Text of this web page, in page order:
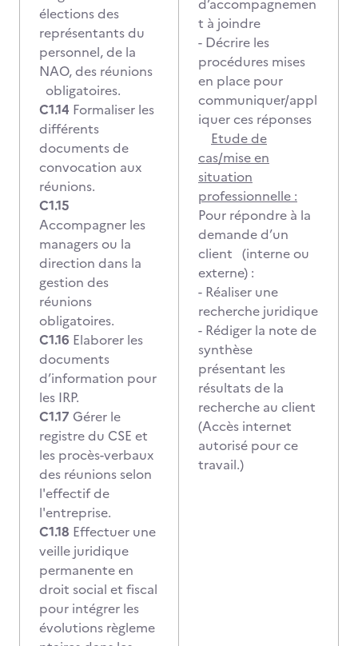
élections des
représentants du
personnel, de la
NAO, des réunions
obligatoires.
C1.14 Formaliser les
différents
documents de
convocation aux
réunions.
C1.15
Accompagner les
managers ou la
direction dans la
gestion des
réunions
obligatoires.
C1.16 Elaborer les
documents
d’information pour
les IRP.
C1.17 Gérer le
registre du CSE et
les procès-verbaux
des réunions selon
l'effectif de
l'entreprise.
C1.18 Effectuer une
veille juridique
permanente en
droit social et fiscal
pour intégrer les
évolutions règleme
d’accompagnemen
t à joindre
- Décrire les
procédures mises
en place pour
communiquer/appl
iquer ces réponses
Etude de
cas/mise en
situation
professionnelle :
Pour répondre à la
demande d’un
client (interne ou
externe) :
- Réaliser une
recherche juridique
- Rédiger la note de
synthèse
présentant les
résultats de la
recherche au client
(Accès internet
autorisé pour ce
travail.)